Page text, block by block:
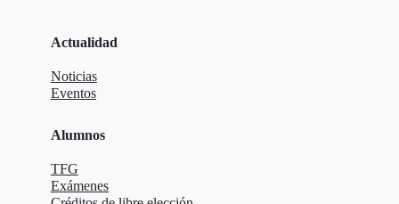
Actualidad
Noticias
Eventos
Alumnos
TFG
Exámenes